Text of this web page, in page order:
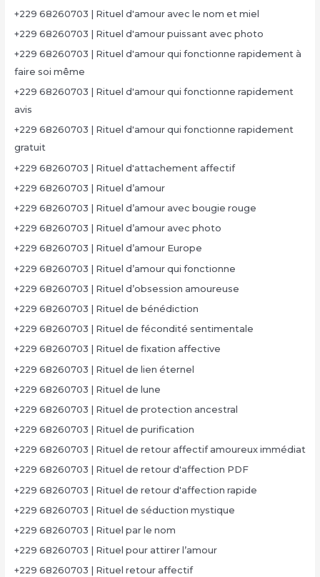
+229 68260703 | Rituel d'amour avec le nom et miel
+229 68260703 | Rituel d'amour puissant avec photo
+229 68260703 | Rituel d'amour qui fonctionne rapidement à
faire soi même
+229 68260703 | Rituel d'amour qui fonctionne rapidement
avis
+229 68260703 | Rituel d'amour qui fonctionne rapidement
gratuit
+229 68260703 | Rituel d'attachement affectif
+229 68260703 | Rituel d’amour
+229 68260703 | Rituel d’amour avec bougie rouge
+229 68260703 | Rituel d’amour avec photo
+229 68260703 | Rituel d’amour Europe
+229 68260703 | Rituel d’amour qui fonctionne
+229 68260703 | Rituel d’obsession amoureuse
+229 68260703 | Rituel de bénédiction
+229 68260703 | Rituel de fécondité sentimentale
+229 68260703 | Rituel de fixation affective
+229 68260703 | Rituel de lien éternel
+229 68260703 | Rituel de lune
+229 68260703 | Rituel de protection ancestral
+229 68260703 | Rituel de purification
+229 68260703 | Rituel de retour affectif amoureux immédiat
+229 68260703 | Rituel de retour d'affection PDF
+229 68260703 | Rituel de retour d'affection rapide
+229 68260703 | Rituel de séduction mystique
+229 68260703 | Rituel par le nom
+229 68260703 | Rituel pour attirer l’amour
+229 68260703 | Rituel retour affectif